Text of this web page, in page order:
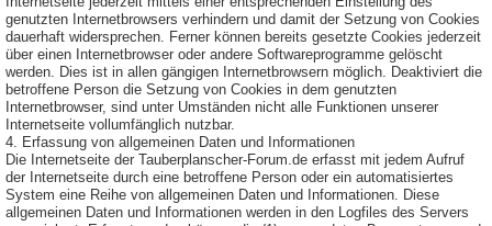
genutzten Internetbrowsers verhindern und damit der Setzung von Cookies
dauerhaft widersprechen. Ferner können bereits gesetzte Cookies jederzeit
über einen Internetbrowser oder andere Softwareprogramme gelöscht
werden. Dies ist in allen gängigen Internetbrowsern möglich. Deaktiviert die
betroffene Person die Setzung von Cookies in dem genutzten
Internetbrowser, sind unter Umständen nicht alle Funktionen unserer
Internetseite vollumfänglich nutzbar.
4. Erfassung von allgemeinen Daten und Informationen
Die Internetseite der Tauberplanscher-Forum.de erfasst mit jedem Aufruf
der Internetseite durch eine betroffene Person oder ein automatisiertes
System eine Reihe von allgemeinen Daten und Informationen. Diese
allgemeinen Daten und Informationen werden in den Logfiles des Servers